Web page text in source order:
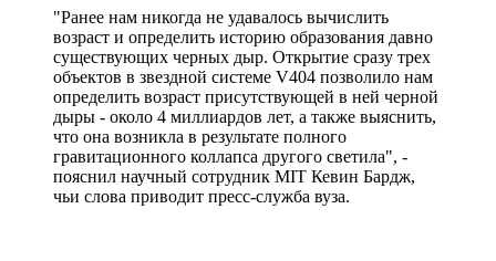
"Ранее нам никогда не удавалось вычислить
возраст и определить историю образования давно
существующих черных дыр. Открытие сразу трех
объектов в звездной системе V404 позволило нам
определить возраст присутствующей в ней черной
дыры - около 4 миллиардов лет, а также выяснить,
что она возникла в результате полного
гравитационного коллапса другого светила", -
пояснил научный сотрудник MIT Кевин Бардж,
чьи слова приводит пресс-служба вуза.